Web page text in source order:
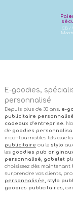
CB /
E-goodies,
personnalisé
Depuis plus de 30 ans, e-
publicitaire personnalisé
cadeaux d’entreprise.
de goodies
incontournables tels que la
publicitaire ou le stylo
les goodies pub
personnalisé, gobelet
choisissez dès maintenant
surprendre vos clients,
personnalisée, stylo
goodies publicitaires ,